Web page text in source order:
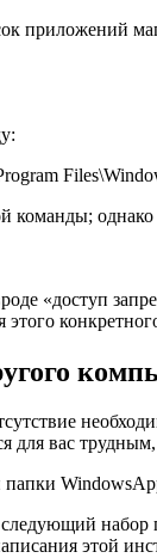
приложений
комaнды;
«доступ
для вас
папки
набор
этой